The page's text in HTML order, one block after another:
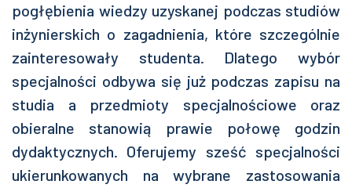
pogłębienia wiedzy uzyskanej podczas studiów
inżynierskich o zagadnienia, które szczególnie
zainteresowały studenta. Dlatego wybór
specjalności odbywa się już podczas zapisu na
studia a przedmioty specjalnościowe oraz
obieralne stanowią prawie połowę godzin
dydaktycznych. Oferujemy sześć specjalności
ukierunkowanych na wybrane zastosowania